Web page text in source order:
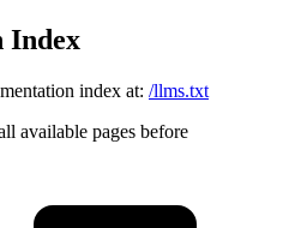
Index
index at: /llms.txt
available pages before